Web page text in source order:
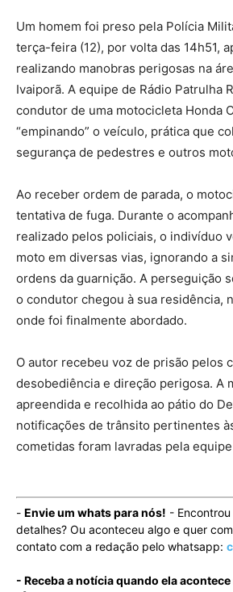
Um homem foi preso pela Polícia
terça-feira (12), por volta das 14h51,
realizando manobras perigosas na
Ivaiporã. A equipe de Rádio Patrulha
condutor de uma motocicleta Honda
“empinando” o veículo, prática que
segurança de pedestres e outros
Ao receber ordem de parada, o
tentativa de fuga. Durante o
realizado pelos policiais, o indivíduo
moto em diversas vias, ignorando a
ordens da guarnição. A perseguição
o condutor chegou à sua residência,
onde foi finalmente abordado.
O autor recebeu voz de prisão pelos
desobediência e direção perigosa. A
apreendida e recolhida ao pátio do
notificações de trânsito pertinentes
cometidas foram lavradas pela
- Envie um whats para nós! -
detalhes? Ou aconteceu algo e quer
contato com a redação pelo whatsapp:
- Receba a notícia quando ela